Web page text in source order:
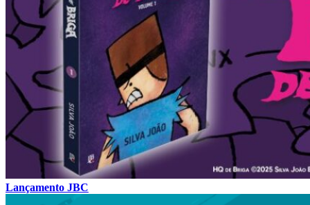
Lançamento JBC